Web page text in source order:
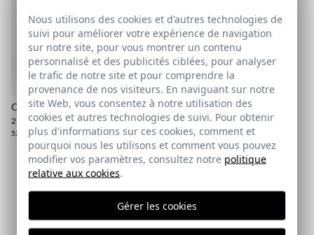
CHINO SLIM-FIT | BEIGE
25,95 € / 39,95 €
52 54
Abonnez-vous à notre Newsletter
Nous utilisons des cookies et d'autres technologies de
suivi pour améliorer votre expérience de navigation
sur notre site, pour vous montrer un contenu
personnalisé et des publicités ciblées, pour analyser
le trafic de notre site et pour comprendre la
provenance de nos visiteurs. En naviguant sur notre
site Web, vous consentez à notre utilisation des
cookies et autres technologies de suivi. Pour obtenir
plus d'informations sur ces cookies, comment et
pourquoi nous les utilisons et comment vous pouvez
modifier vos paramètres, consultez notre politique
relative aux cookies.
Gérer les cookies